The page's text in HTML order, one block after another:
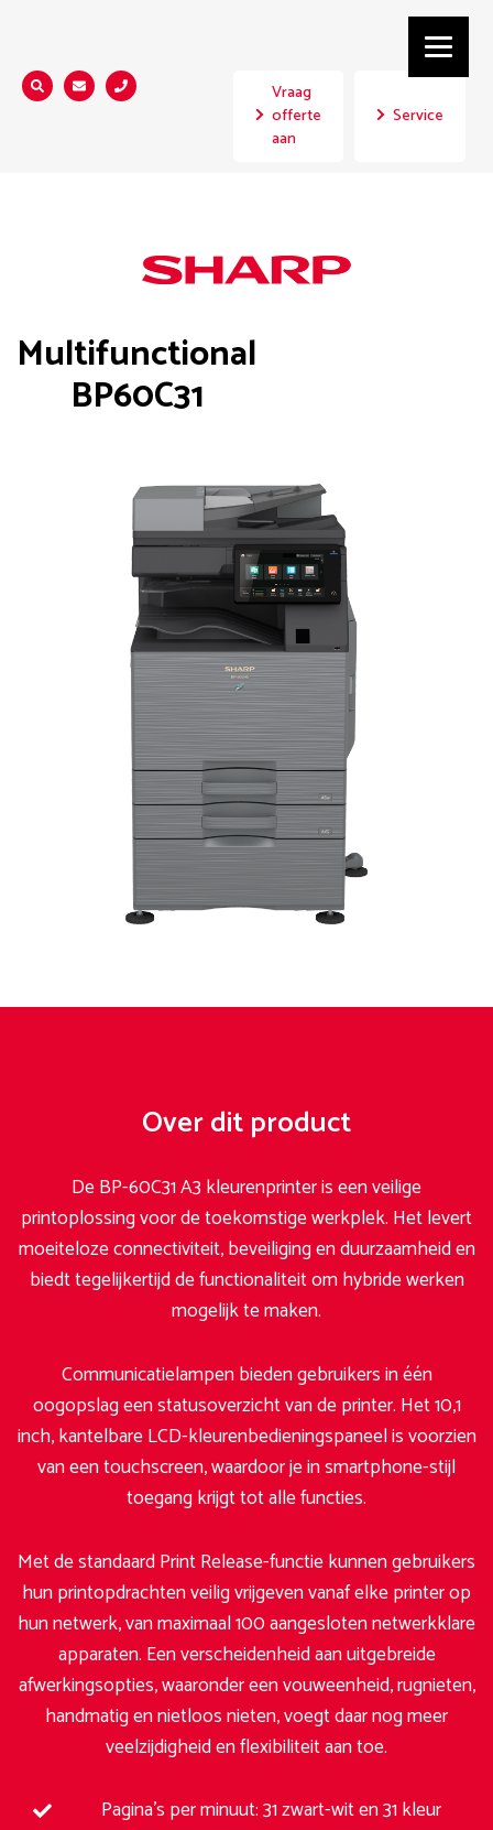
Zoeken...
Vraag
offerte
aan
Service
Multifunctional
BP60C31
Over dit product
De BP-60C31 A3 kleurenprinter is een veilige
printoplossing voor de toekomstige werkplek. Het levert
moeiteloze connectiviteit, beveiliging en duurzaamheid en
biedt tegelijkertijd de functionaliteit om hybride werken
mogelijk te maken.
Communicatielampen bieden gebruikers in één
oogopslag een statusoverzicht van de printer. Het 10,1
inch, kantelbare LCD-kleurenbedieningspaneel is voorzien
van een touchscreen, waardoor je in smartphone-stijl
toegang krijgt tot alle functies.
Met de standaard Print Release-functie kunnen gebruikers
hun printopdrachten veilig vrijgeven vanaf elke printer op
hun netwerk, van maximaal 100 aangesloten netwerkklare
apparaten. Een verscheidenheid aan uitgebreide
afwerkingsopties, waaronder een vouweenheid, rugnieten,
handmatig en nietloos nieten, voegt daar nog meer
veelzijdigheid en flexibiliteit aan toe.
Pagina’s per minuut: 31 zwart-wit en 31 kleur